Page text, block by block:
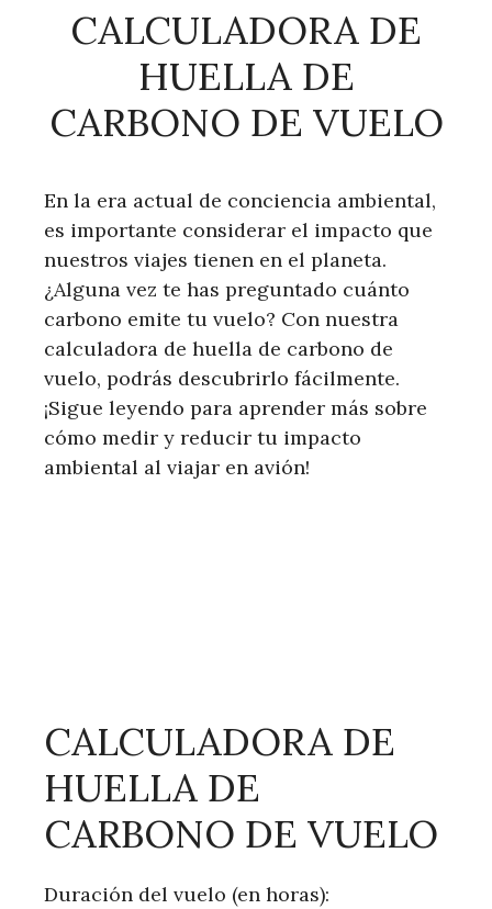
CALCULADORA DE
HUELLA DE
CARBONO DE VUELO
En la era actual de conciencia ambiental,
es importante considerar el impacto que
nuestros viajes tienen en el planeta.
¿Alguna vez te has preguntado cuánto
carbono emite tu vuelo? Con nuestra
calculadora de huella de carbono de
vuelo, podrás descubrirlo fácilmente.
¡Sigue leyendo para aprender más sobre
cómo medir y reducir tu impacto
ambiental al viajar en avión!
CALCULADORA DE
HUELLA DE
CARBONO DE VUELO
Duración del vuelo (en horas):